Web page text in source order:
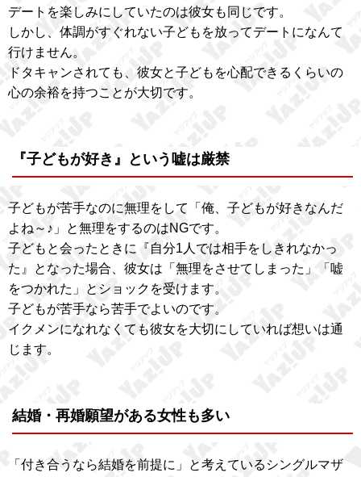
デートを楽しみにしていたのは彼女も同じです。
しかし、体調がすぐれない子どもを放ってデートになんて
行けません。
ドタキャンされても、彼女と子どもを心配できるくらいの
心の余裕を持つことが大切です。
『子どもが好き』という嘘は厳禁
子どもが苦手なのに無理をして「俺、子どもが好きなんだ
よね～♪」と無理をするのはNGです。
子どもと会ったときに『自分1人では相手をしきれなかっ
た』となった場合、彼女は「無理をさせてしまった」「嘘
をつかれた」とショックを受けます。
子どもが苦手なら苦手でよいのです。
イクメンになれなくても彼女を大切にしていれば想いは通
じます。
結婚・再婚願望がある女性も多い
「付き合うなら結婚を前提に」と考えているシングルマザ